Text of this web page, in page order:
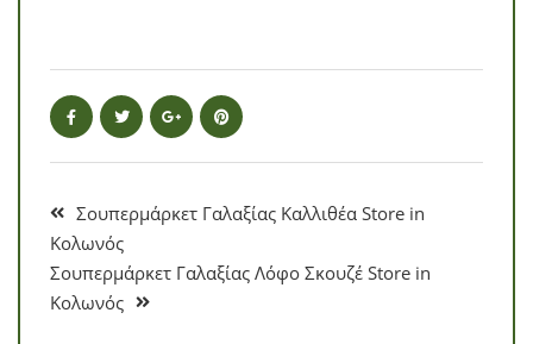
Σουπερμάρκετ Γαλαξίας Καλλιθέα Store in
Κολωνός
Σουπερμάρκετ Γαλαξίας Λόφο Σκουζέ Store in
Κολωνός